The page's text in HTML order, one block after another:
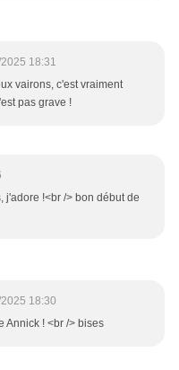
18:31
vairons, c'est vraiment
pas grave !
j'adore !<br /> bon début de
18:30
Annick ! <br /> bises